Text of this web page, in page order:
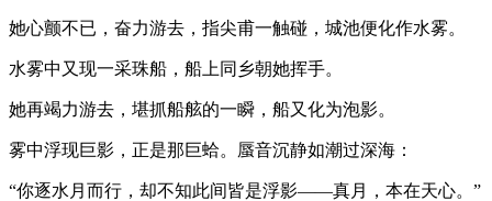
她心颤不已，奋力游去，指尖甫一触碰，城池便化作水雾。
水雾中又现一采珠船，船上同乡朝她挥手。
她再竭力游去，堪抓船舷的一瞬，船又化为泡影。
雾中浮现巨影，正是那巨蛤。蜃音沉静如潮过深海：
“你逐水月而行，却不知此间皆是浮影——真月，本在天心。”